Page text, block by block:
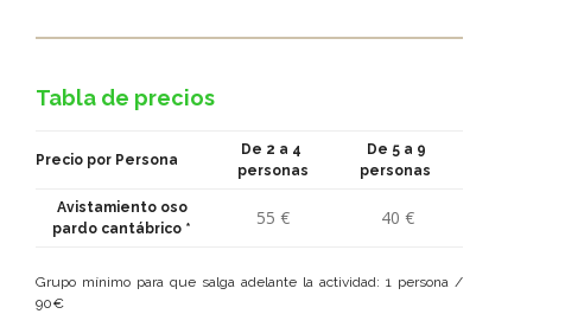
Tabla de precios
Precio por Persona
De 2 a 4
personas
De 5 a 9
personas
Avistamiento oso
pardo cantábrico *
55 € 40 €
Grupo mínimo para que salga adelante la actividad: 1 persona /
90€